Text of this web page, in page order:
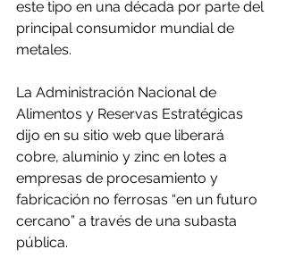
este tipo en una década por parte del
principal consumidor mundial de
metales.
La Administración Nacional de
Alimentos y Reservas Estratégicas
dijo en su sitio web que liberará
cobre, aluminio y zinc en lotes a
empresas de procesamiento y
fabricación no ferrosas “en un futuro
cercano” a través de una subasta
pública.